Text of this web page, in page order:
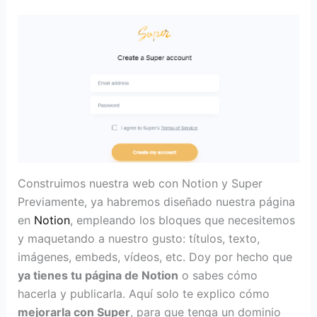
Construimos nuestra web con Notion y Super
Previamente, ya habremos diseñado nuestra página
en Notion, empleando los bloques que necesitemos
y maquetando a nuestro gusto: títulos, texto,
imágenes, embeds, vídeos, etc. Doy por hecho que
ya tienes tu página de Notion o sabes cómo
hacerla y publicarla. Aquí solo te explico cómo
mejorarla con Super, para que tenga un dominio